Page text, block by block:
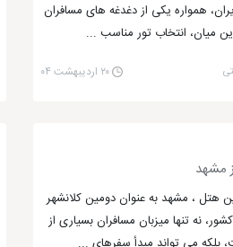
همواره یکی از دغدغه های مسافران
میان، انتخاب تور مناسب ...
۲۰ اردیبهشت ۰۴
مشهد
هتل ، مشهد به عنوان دومین کلانشهر
نه تنها میزبان مسافران بسیاری از